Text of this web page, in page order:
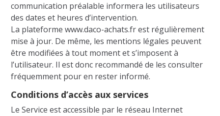
communication préalable informera les utilisateurs
des dates et heures d’intervention.
La plateforme www.daco-achats.fr est régulièrement
mise à jour. De même, les mentions légales peuvent
être modifiées à tout moment et s’imposent à
l’utilisateur. Il est donc recommandé de les consulter
fréquemment pour en rester informé.
Conditions d’accès aux services
Le Service est accessible par le réseau Internet